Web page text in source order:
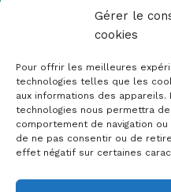
Gérer le
cookies
Pour offrir les meilleures
technologies telles que les
aux informations des
technologies nous permettra
comportement de navigation
de ne pas consentir ou de
effet négatif sur certaines
Bâtiment Laennec
13100 Aix-en-Provence
✉ contact@crige-